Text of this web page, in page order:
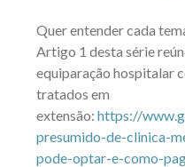
Quer entender cada
Artigo 1 desta série
equiparação hospitalar
tratados em
extensão: https://
presumido-de-clinica-
pode-optar-e-como-